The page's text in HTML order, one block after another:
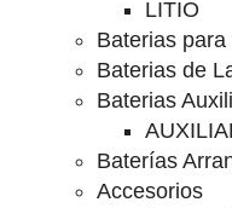
LITIO
Baterias
Baterias de
Baterias
Baterías
Accesorios